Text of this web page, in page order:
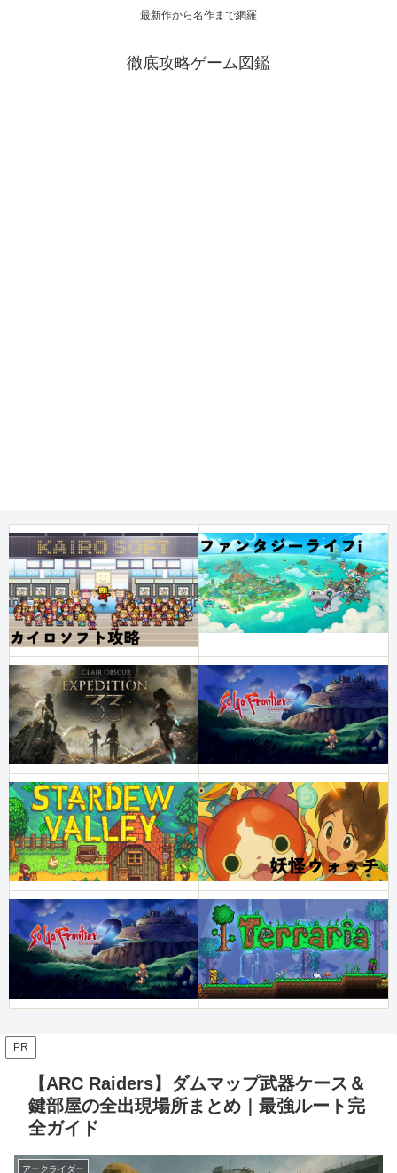
最新作から名作まで網羅
徹底攻略ゲーム図鑑
PR
【ARC Raiders】ダムマップ武器ケース＆
鍵部屋の全出現場所まとめ｜最強ルート完
全ガイド
アークライダー